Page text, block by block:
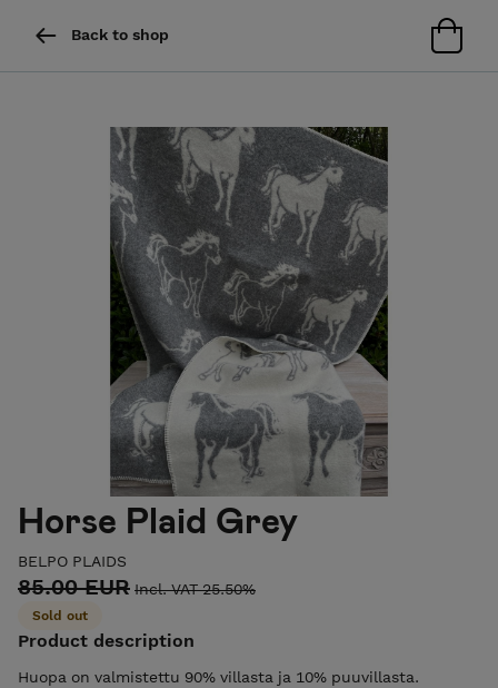
Back to shop
Horse Plaid Grey
BELPO PLAIDS
85.00 EUR Incl. VAT 25.50%
Sold out
Product description
Huopa on valmistettu 90% villasta ja 10% puuvillasta.